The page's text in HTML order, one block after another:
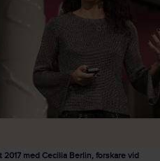
med Cecilia Berlin, forskare vid